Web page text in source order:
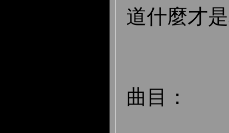
道什麼才
曲目：